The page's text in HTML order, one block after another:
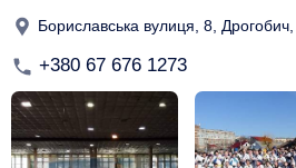
Бориславська вулиця, 8,
+380 67 676 1273